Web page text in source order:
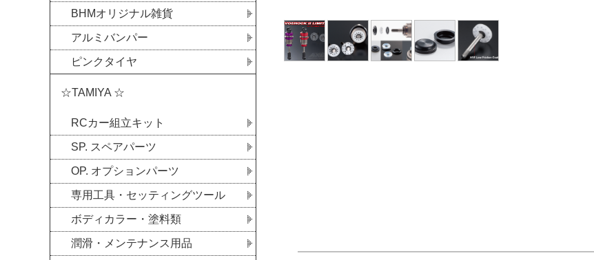
BHMオリジナル雑貨
アルミバンパー
ピンクタイヤ
☆TAMIYA ☆
RCカー組立キット
SP. スペアパーツ
OP. オプションパーツ
専用工具・セッティングツール
ボディカラー・塗料類
潤滑・メンテナンス用品